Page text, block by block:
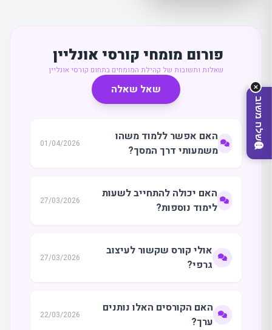
מצאו לי עסק
פורום מומחי קורסי אונליין
שאלות ותשובות של קהילת המומחים בתחום קורסי אונליין
שאל שאלה
האם אפשר ללמוד משהו
משמעותי דרך המסך?
01/04/2026
האם יכולה להתחייב לשעות
לימוד נוספות?
27/03/2026
אולי קורס שקשור לעיצוב
גרפי?
27/03/2026
האם הקורסים האלו נותנים
ערך?
22/03/2026
✕
שלח משוב